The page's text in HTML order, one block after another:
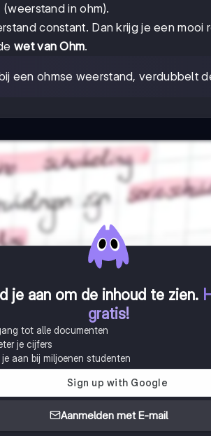
(weerstand in ohm).
constant. Dan krijg je een mooi
wet van Ohm.
een ohmse weerstand, verdubbelt
je aan om de inhoud te zien.
gratis!
tot alle documenten
je cijfers
aan bij miljoenen studenten
Aanmelden met E-mail